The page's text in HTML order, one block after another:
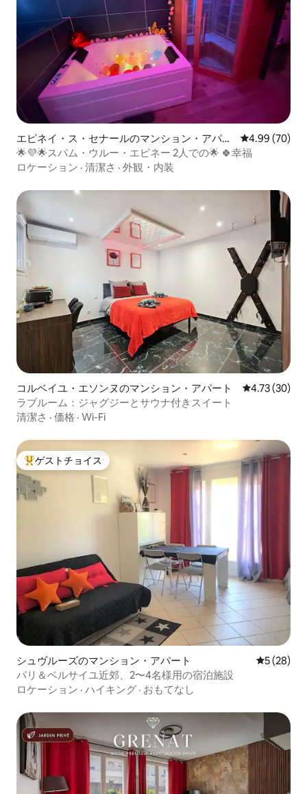
エピネイ・ス・セナールのマンション・アパー
ト
レビュー70
4.99 (70)
🌟💜🌟スパム・ウルー・エピネー 2人での🌟 🍀幸福
ロケーション · 清潔さ · 外観・内装
コルベイユ・エソンヌのマンション・アパート レビュー30
4.73 (30)
ラブルーム：ジャグジーとサウナ付きスイート
清潔さ · 価格 · Wi-Fi
大好評のゲストチョイスです。
ゲストチョイス
シュヴルーズのマンション・アパート レビュー
5 (28)
パリ＆ベルサイユ近郊、2〜4名様用の宿泊施設
ロケーション · ハイキング · おもてなし